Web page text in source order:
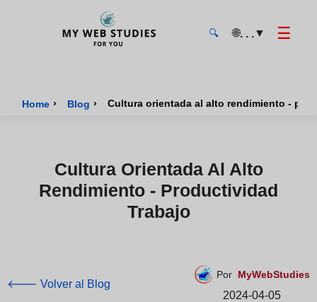
🔍 🌐. . .▼ ☰
Home › Blog › Cultura orientada al alto rendimiento -
Cultura Orientada Al Alto
Rendimiento - Productividad
Trabajo
🡐 Volver al Blog
Por MyWebStudies
2024-04-05